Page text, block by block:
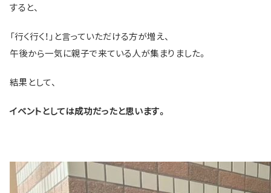
すると、
「行く行く！」と言っていただける方が増え、
午後から一気に親子で来ている人が集まりました。
結果として、
イベントとしては成功だったと思います。